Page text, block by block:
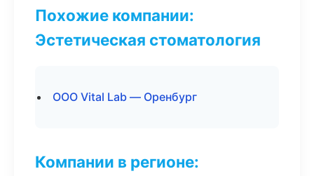
Похожие компании:
Эстетическая стоматология
ООО Vital Lab — Оренбург
Компании в регионе: